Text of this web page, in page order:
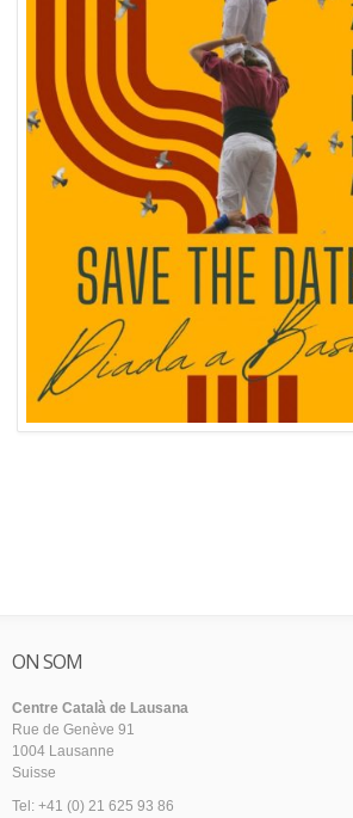
ON SOM
Centre Català de Lausana
Rue de Genève 91
1004 Lausanne
Suisse
Tel: +41 (0) 21 625 93 86